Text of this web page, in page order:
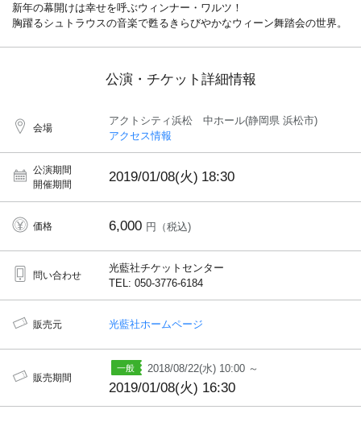
新年の幕開けは幸せを呼ぶウィンナー・ワルツ！
胸躍るシュトラウスの音楽で甦るきらびやかなウィーン舞踏会の世界。
公演・チケット詳細情報
会場
アクトシティ浜松 中ホール(静岡県 浜松市)
アクセス情報
公演期間
開催期間
2019/01/08(火) 18:30
価格 6,000 円（税込)
問い合わせ
光藍社チケットセンター
TEL: 050-3776-6184
販売元 光藍社ホームページ
販売期間
2018/08/22(水) 10:00 ～
2019/01/08(火) 16:30